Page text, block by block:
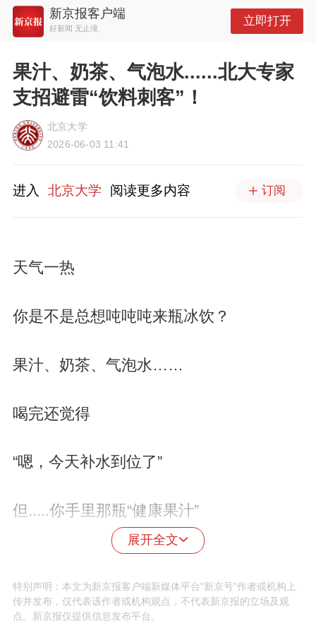
新京报客户端
好新闻 无止境
立即打开
果汁、奶茶、气泡水......北大专家
支招避雷“饮料刺客”！
北京大学
2026-06-03 11:41
进入 北京大学 阅读更多内容 订阅
天气一热
你是不是总想吨吨吨来瓶冰饮？
果汁、奶茶、气泡水……
喝完还觉得
“嗯，今天补水到位了”
但.....你手里那瓶“健康果汁”
真的是纯果汁吗？
你当水喝的“0糖0卡”饮料
展开全文
特别声明：本文为新京报客户端新媒体平台"新京号"作者或机构上
传并发布，仅代表该作者或机构观点，不代表新京报的立场及观
点。新京报仅提供信息发布平台。